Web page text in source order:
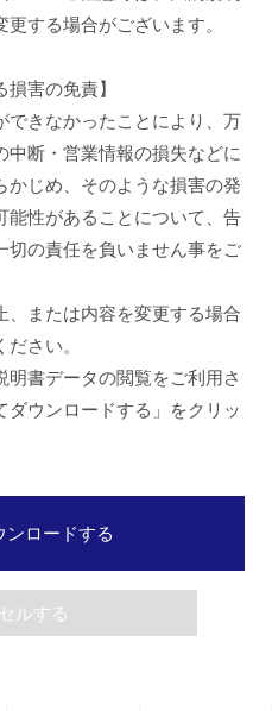
する場合がございます。
害の免責】
できなかったことにより、万
断・営業情報の損失などに
かじめ、そのような損害の発
能性があることについて、告
切の責任を負いません事をご
、または内容を変更する場合
さい。
書データの閲覧をご利用さ
ウンロードする」をクリッ
ンロードする
ルする